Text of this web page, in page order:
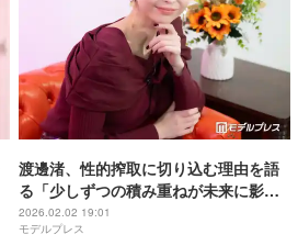
渡邊渚、性的搾取に切り込む理由を語
る「少しずつの積み重ねが未来に影
響」
2026.02.02 19:01
モデルプレス